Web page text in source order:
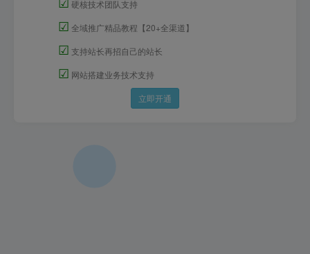
硬核技术团队支持
☑ 全域推广精品教程【20+全渠道】
☑ 支持站长再招自己的站长
☑ 网站搭建业务技术支持
立即开通